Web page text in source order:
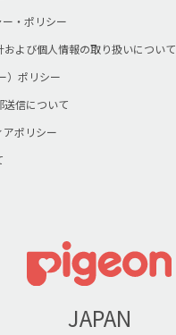
・ポリシー
よび個人情報の取り扱いについて
）ポリシー
送信について
アポリシー
JAPAN